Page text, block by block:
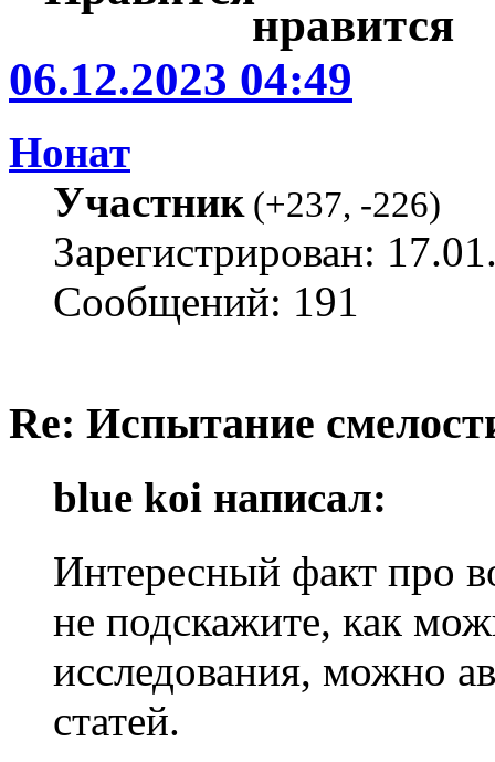
06.12.2023 04:49
Нонат
Участник(+237, -226)
Зарегистрирован:
Сообщений: 191
Re: Испытание
blue koi написал:
Интересный факт про
не подскажите, как
исследования, можно
статей.